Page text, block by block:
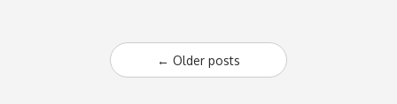
todos
navigation
← Older posts